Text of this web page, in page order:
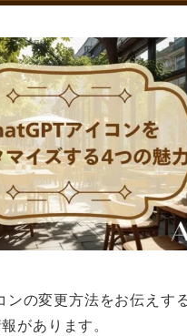
ンの変更方法をお伝えす
があります。